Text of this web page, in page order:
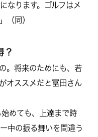
なります。ゴルフはメ
（同）
？
。将来のためにも、若
オススメだと冨田さん
めても、上達まで時
中の振る舞いを間違う